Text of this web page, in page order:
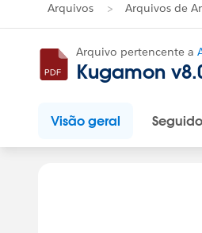
Arquivos Arquivos de
Arquivo pertencente a
Kugamon
Visão geral